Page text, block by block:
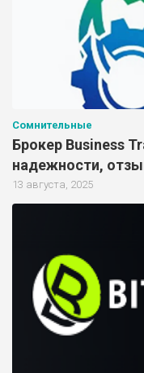
Сомнительные
Брокер Business
надежности,
13 августа, 2025